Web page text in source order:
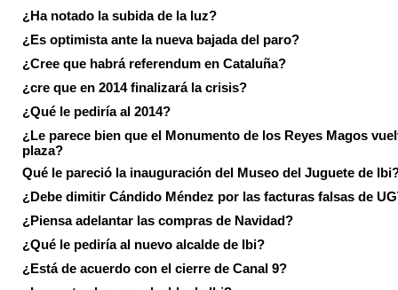
¿Ha notado la subida de la luz?
¿Es optimista ante la nueva bajada del paro?
¿Cree que habrá referendum en Cataluña?
¿cre que en 2014 finalizará la crisis?
¿Qué le pediría al 2014?
¿Le parece bien que el Monumento de los Reyes Magos
plaza?
Qué le pareció la inauguración del Museo del Juguete de
¿Debe dimitir Cándido Méndez por las facturas falsas de
¿Piensa adelantar las compras de Navidad?
¿Qué le pediría al nuevo alcalde de Ibi?
¿Está de acuerdo con el cierre de Canal 9?